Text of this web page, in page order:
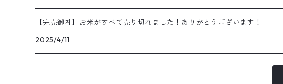
【完売御礼】お米がすべて売り切れました！ありがとうございます！
2025/4/11